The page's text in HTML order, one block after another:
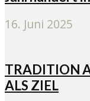
16. Juni 2025
TRADITION
ALS ZIEL